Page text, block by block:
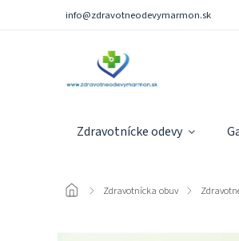
info@zdravotneodevymarmon.sk
Zdravotnícke odevy
/ Zdravotnícka obuv /